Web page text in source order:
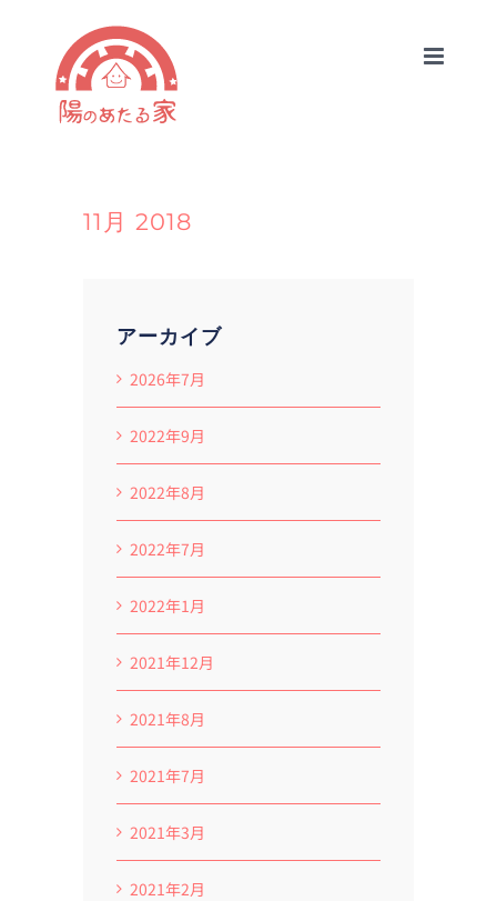
11月 2018
アーカイブ
2026年7月
2022年9月
2022年8月
2022年7月
2022年1月
2021年12月
2021年8月
2021年7月
2021年3月
2021年2月